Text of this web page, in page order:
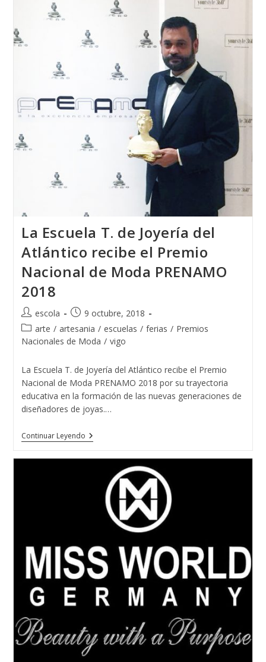
Alemania
Realizada
Por
Una
T.
De
Joyería
Atlántico
La Escuela T. de Joyería del
Atlántico recibe el Premio
Nacional de Moda PRENAMO
2018
Autor
de
la
escola
Publicación
de
la
9 octubre, 2018
Categoría
de
entrada:
arte / artesania / escuelas / ferias / Premios
Nacionales de Moda / vigo
La Escuela T. de Joyería del Atlántico recibe el Premio
Nacional de Moda PRENAMO 2018 por su trayectoria
educativa en la formación de las nuevas generaciones de
diseñadores de joyas.…
Continuar LeyendoLa
Escuela
Atlántico
Recibe
Premio
Moda
PRENAMO
2018